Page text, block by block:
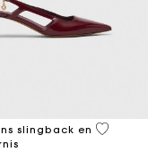
Rating
slingback en 3,7 out